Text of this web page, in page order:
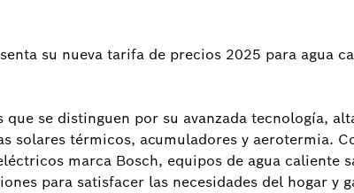
su nueva tarifa de precios 2025 para agua
se distinguen por su avanzada tecnología,
solares térmicos, acumuladores y aerotermia.
marca Bosch, equipos de agua caliente
para satisfacer las necesidades del hogar y